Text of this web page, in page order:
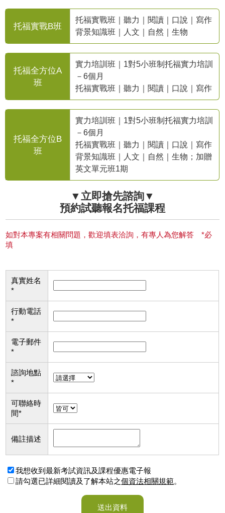
托福實戰B班
托福實戰班｜聽力｜閱讀｜口說｜寫作
背景知識班｜人文｜自然｜生物
托福全方位A
班
實力培訓班｜1對5小班制托福實力培訓
－6個月
托福實戰班｜聽力｜閱讀｜口說｜寫作
托福全方位B
班
實力培訓班｜1對5小班制托福實力培訓
－6個月
托福實戰班｜聽力｜閱讀｜口說｜寫作
背景知識班｜人文｜自然｜生物；加贈
英文單元班1期
▼立即搶先諮詢▼
預約試聽報名托福課程
如對本專案有相關問題，歡迎填表洽詢，有專人為您解答 *必
填
真實姓名
*
行動電話
*
電子郵件
*
諮詢地點
*
可聯絡時
間*
備註描述
我想收到最新考試資訊及課程優惠電子報
請勾選已詳細閱讀及了解本站之個資法相關規範。
送出資料